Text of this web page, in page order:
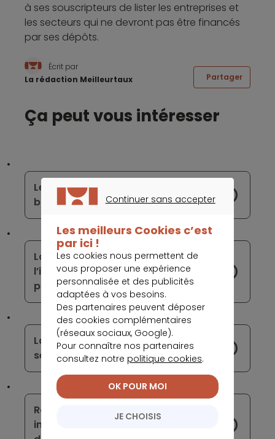
à ses souscripteurs de lister les entreprises et
les secteurs qui ne devront pas être financés
par ses dépôts.
Écrit par
La rédaction Meilleurtaux
Partager
Ça peut vous intéresser
Le monde de la banque est
bouleversé par le paiement en ligne
La majorité des Suisses sont contre
l’idée d’abroger le système de
paiement en espèce
La finance durable continue de
séduire les acteurs de la banque
Robinhood connait un essor
incroyable, mais les professionnels
Continuer sans accepter
Les meilleurs Cookies c’est
par ici !
Les cookies nous permettent de
vous proposer une expérience
personnalisée et des publicités
adaptées à vos besoins.
Des partenaires peuvent déposer
des cookies complémentaires
(réseaux sociaux, Google).
Pour connaître nos partenaires
consultez notre politique cookies.
JE CHOISIS
OK POUR MOI